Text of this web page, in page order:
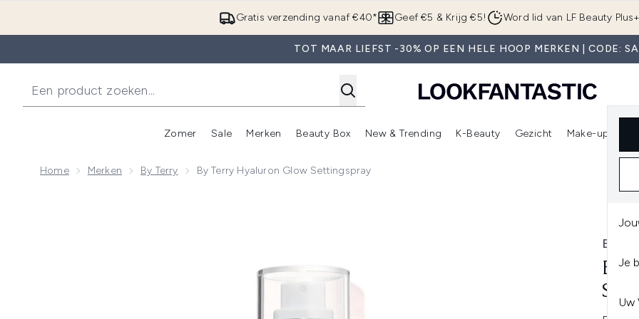
Overslaan naar de hoofdinhoud
Gratis verzending vanaf €40* Geef €5 & Krijg €5! Word lid van LF Beauty Plus+
TOT MAAR LIEFST -30% OP EEN HELE HOOP MERKEN | CODE:
Je
Uw
Zomer
Enter submenu (Zomer)
Sale
Enter submenu (Sale)
Merken
Enter submenu (Merken)
Beauty Box
Enter submenu (Beauty Box)
New & Trending
Enter submenu (New & Trending)
K-Beauty
Enter submenu (K-Beauty)
Gezicht Make-up
Home Merken By Terry By Terry Hyaluron Glow Settingspray
BY
BY